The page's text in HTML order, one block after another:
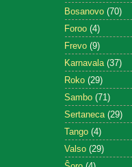
Bosanovo (70)
Foroo (4)
Frevo (9)
Karnavala (37)
Roko (29)
Sambo (71)
Sertaneca (29)
Tango (4)
Valso (29)